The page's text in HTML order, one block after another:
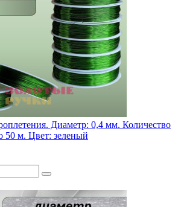
Диаметр: 0,4 мм. Количество
50 м. Цвет: зеленый